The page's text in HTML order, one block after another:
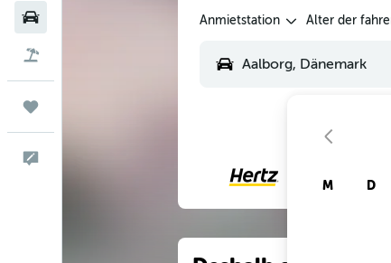
Anmietstation Alter der
M D